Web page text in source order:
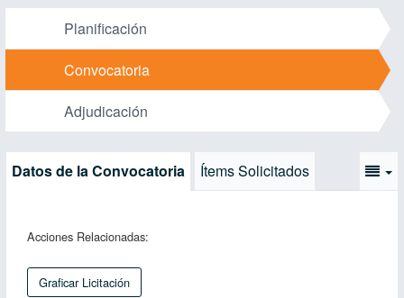
Planificación
Convocatoria
Adjudicación
Datos de la Convocatoria Ítems Solicitados
Acciones Relacionadas:
Graficar Licitación